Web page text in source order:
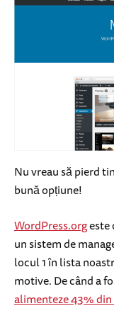
Nu vreau să pierd
bună opțiune!
WordPress.orgeste
un sistem de
locul 1 în lista
motive. De când a
alimenteze 43%